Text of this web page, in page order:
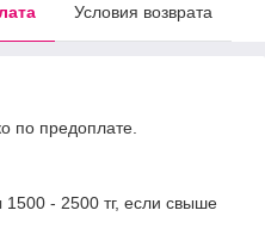
Условия возврата
по предоплате.
1500 - 2500 тг, если свыше